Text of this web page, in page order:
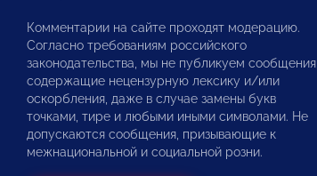
Комментарии на сайте проходят модерацию.
Согласно требованиям российского
законодательства, мы не публикуем сообщения,
содержащие нецензурную лексику и/или
оскорбления, даже в случае замены букв
точками, тире и любыми иными символами. Не
допускаются сообщения, призывающие к
межнациональной и социальной розни.